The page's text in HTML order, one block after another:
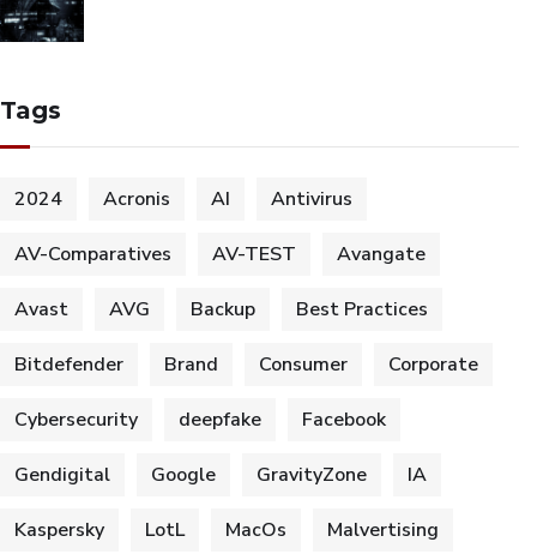
Tags
2024 Acronis AI Antivirus
AV-Comparatives AV-TEST Avangate
Avast AVG Backup Best Practices
Bitdefender Brand Consumer Corporate
Cybersecurity deepfake Facebook
Gendigital Google GravityZone IA
Kaspersky LotL MacOs Malvertising